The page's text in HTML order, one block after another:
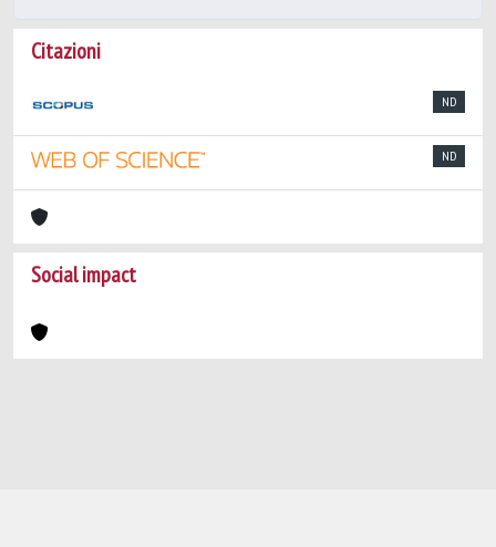
Citazioni
ND
ND
Social impact